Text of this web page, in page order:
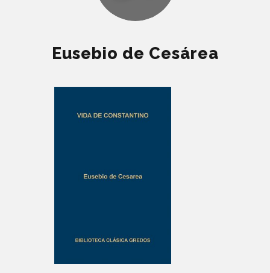
Eusebio de Cesárea